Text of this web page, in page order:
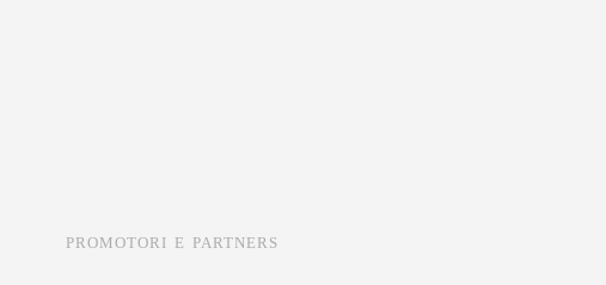
PROMOTORI E PARTNERS